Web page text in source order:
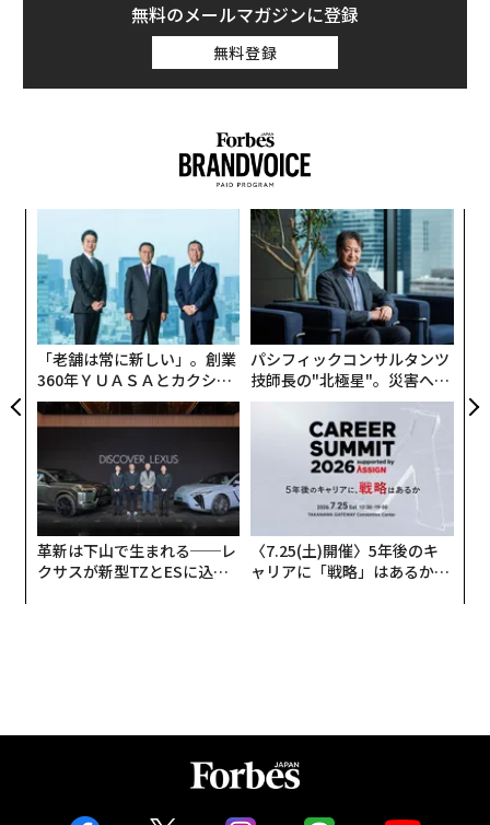
ハフィントンは声明で、今後は自身で設立したウェルネ
ス系のスタートアップ「Thrive Global」の運営に専念す
ると述べた。マット・コーラーはカラニックが2017年6
ピタルから同社に派遣されて役員になったが、約2年で
その地位を去ることになった。
無料のメールマガジンに登録
無料登録
「老舗は常に新しい」。創業
360年ＹＵＡＳＡとカクシン
CEO田尻望が語る、AIを超え
る人の価値
パシフィックコンサルタンツ
技師長の"北極星"。災害への
無力感を乗り越え見つけた、
防災一筋20年の答え
革新は下山で生まれる──レ
クサスが新型TZとESに込め
〈7.25(土)開催〉5年後のキ
ャリアに「戦略」はあるか。